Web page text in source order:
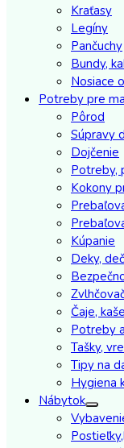
Kraťasy
Legíny
Pančuchy
Bundy,
Nosiace
Potreby pre
Pôrod
Súpravy
Dojčenie
Potreby,
Kokony
Kúpanie
Deky,
Čaje, kaše
Potreby
Tašky,
Tipy na
Hygiena
Nábytok